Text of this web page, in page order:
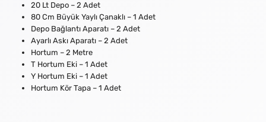
20 Lt Depo – 2 Adet
80 Cm Büyük Yaylı Çanaklı – 1 Adet
Depo Bağlantı Aparatı – 2 Adet
Ayarlı Askı Aparatı – 2 Adet
Hortum – 2 Metre
T Hortum Eki – 1 Adet
Y Hortum Eki – 1 Adet
Hortum Kör Tapa – 1 Adet